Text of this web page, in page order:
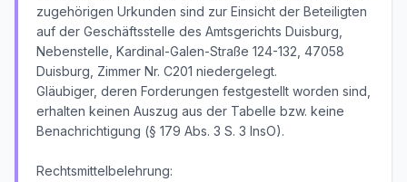
zugehörigen Urkunden sind zur Einsicht der Beteiligten
auf der Geschäftsstelle des Amtsgerichts Duisburg,
Nebenstelle, Kardinal-Galen-Straße 124-132, 47058
Duisburg, Zimmer Nr. C201 niedergelegt.
Gläubiger, deren Forderungen festgestellt worden sind,
erhalten keinen Auszug aus der Tabelle bzw. keine
Benachrichtigung (§ 179 Abs. 3 S. 3 InsO).
Rechtsmittelbelehrung: